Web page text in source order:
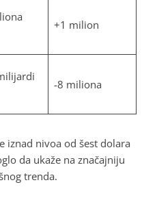
+1 milion
-8 miliona
iznad nivoa od šest dolara
da ukaže na značajniju
trenda.